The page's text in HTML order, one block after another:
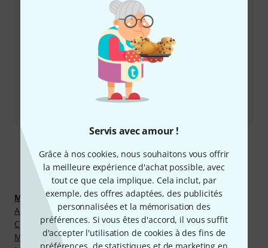
Servis avec amour !
Grâce à nos cookies, nous souhaitons vous offrir
la meilleure expérience d'achat possible, avec
tout ce que cela implique. Cela inclut, par
exemple, des offres adaptées, des publicités
personnalisées et la mémorisation des
préférences. Si vous êtes d'accord, il vous suffit
d'accepter l'utilisation de cookies à des fins de
préférences, de statistiques et de marketing en
Demander un rappel téléphonique
Plus d'options de contact
Retourner un produit
Tous les interlocuteurs
Découvrir plus
Microphones
Accessoires pour Microphones
Combinés Micros-Casques
Microphones Dynamiques Polyvalents